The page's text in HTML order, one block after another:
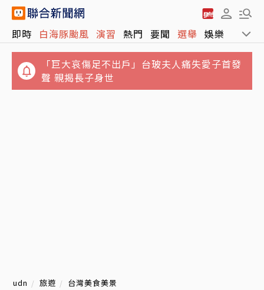
即時 白海豚颱風 演習 熱門 要聞 選舉 娛樂 運動
聲 親揭長子身世
白海豚颱風移動速度再放慢 這時間點影響台灣
最明顯
udn 旅遊 台灣美食美景